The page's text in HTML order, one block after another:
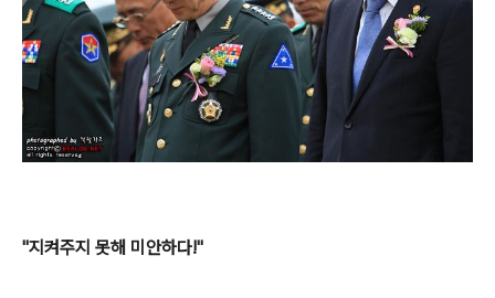
"지켜주지 못해 미안하다!"